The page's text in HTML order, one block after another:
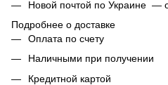
Новой почтой по Украине —
Подробнее о доставке
Оплата по счету
Наличными при получении
Кредитной картой